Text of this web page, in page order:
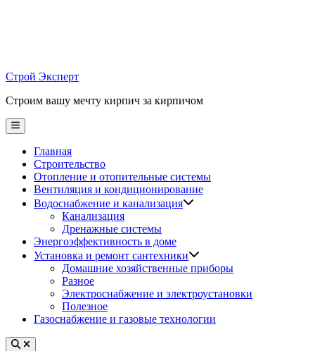
Строй Эксперт
Строим вашу мечту кирпич за кирпичом
Main
Menu
Главная
Строительство
Отопление и отопительные системы
Вентиляция и кондиционирование
Водоснабжение и канализация
Канализация
Дренажные системы
Энергоэффективность в доме
Установка и ремонт сантехники
Домашние хозяйственные приборы
Разное
Электроснабжение и электроустановки
Полезное
Газоснабжение и газовые технологии